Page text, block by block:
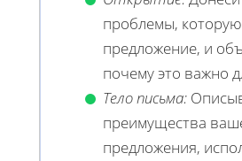
проблемы,
предложение, и
почему это важно
Тело письма:
преимущества
предложения,